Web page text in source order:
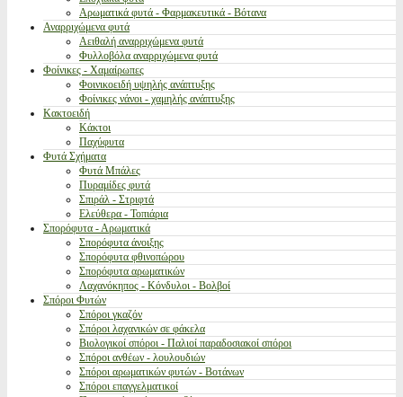
Αρωματικά φυτά - Φαρμακευτικά - Βότανα
Αναρριχώμενα φυτά
Αειθαλή αναρριχώμενα φυτά
Φυλλοβόλα αναρριχώμενα φυτά
Φοίνικες - Χαμαίρωπες
Φοινικοειδή υψηλής ανάπτυξης
Φοίνικες νάνοι - χαμηλής ανάπτυξης
Κακτοειδή
Κάκτοι
Παχύφυτα
Φυτά Σχήματα
Φυτά Μπάλες
Πυραμίδες φυτά
Σπιράλ - Στριφτά
Ελεύθερα - Τοπιάρια
Σπορόφυτα - Αρωματικά
Σπορόφυτα άνοιξης
Σπορόφυτα φθινοπώρου
Σπορόφυτα αρωματικών
Λαχανόκηπος - Κόνδυλοι - Βολβοί
Σπόροι Φυτών
Σπόροι γκαζόν
Σπόροι λαχανικών σε φάκελα
Βιολογικοί σπόροι - Παλιοί παραδοσιακοί σπόροι
Σπόροι ανθέων - λουλουδιών
Σπόροι αρωματικών φυτών - Βοτάνων
Σπόροι επαγγελματικοί